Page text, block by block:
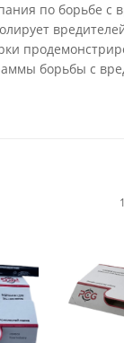
по борьбе с
борьбы с